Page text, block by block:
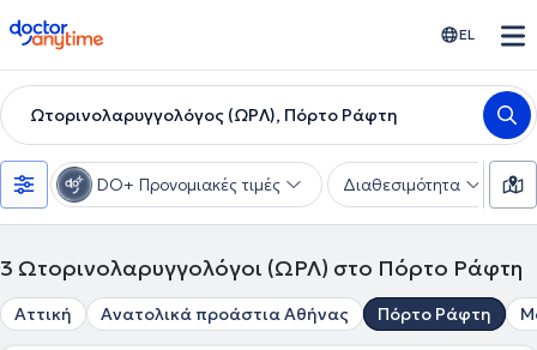
doctoranytime EL
Ωτορινολαρυγγολόγος (ΩΡΛ), Πόρτο Ράφτη
DO+ Προνομιακές τιμές Διαθεσιμότητα
3 Ωτορινολαρυγγολόγοι (ΩΡΛ) στο Πόρτο Ράφτη
Αττική Ανατολικά προάστια Αθήνας Πόρτο Ράφτη